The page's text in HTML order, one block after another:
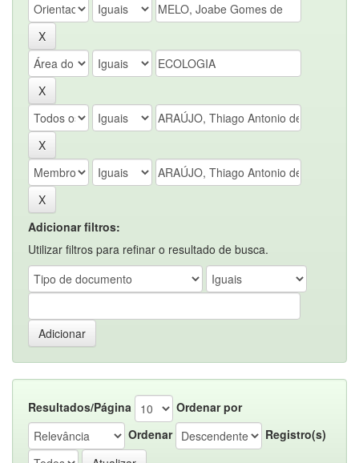
Adicionar filtros:
Utilizar filtros para refinar o resultado de busca.
Resultados/Página
Ordenar por
Ordenar
Registro(s)